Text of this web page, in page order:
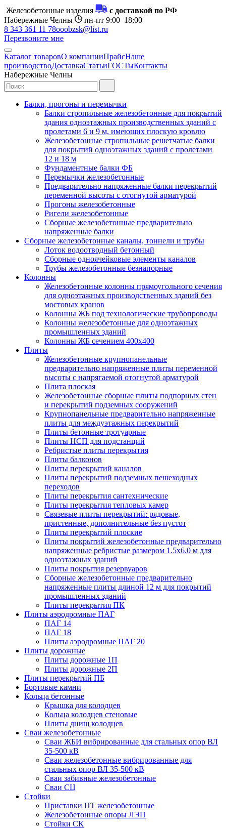
Железобетонные изделия
с доставкой по РФ
Набережные Челны
пн-пт 9:00–18:00
8 343 361 11 78ooobzsk@list.ru
Перезвоните мне
Каталог товаровО компанииПрайсНаше
производствоДоставкаСтатьиГОСТыКонтакты
Набережные Челны
Балки, прогоны и перемычки
Балки стропильные железобетонные для покрытий
здания одноэтажных производственных зданий с
пролетами 6 и 9 м, имеющих плоскую кровлю
Железобетонные стропильные решетчатые балки
для покрытий одноэтажных зданий с пролетами
12 и 18 м
Фундаментные балки ФБ
Перемычки железобетонные
Предварительно напряженные балки перекрытий
переменной высоты с отогнутой арматурой
Прогоны железобетонные
Ригели железобетонные
Сборные железобетонные предварительно
напряженные балки
Сборные железобетонные каналы, тоннели и трубы
Лоток водоотводный бетонный
Сборные одноячейковые элементы каналов
Трубы железобетонные безнапорные
Колонны
Железобетонные колонны прямоугольного сечения
для одноэтажных производственных зданий без
мостовых кранов
Колонны ЖБ под технологические трубопроводы
Колонны железобетонные для одноэтажных
промышленных зданий
Колонны ЖБ сечением 400х400
Плиты
Железобетонные крупнопанельные
предварительно напряженные плиты переменной
высоты с напрягаемой отогнутой арматурой
Плита плоская
Железобетонные сборные плиты подпорных стен
и перекрытий подземных сооружений
Крупнопанельные предварительно напряженные
плиты для междуэтажных перекрытий
Плиты бетонные тротуарные
Плиты НСП для подстанций
Ребристые плиты перекрытия
Плиты балконов
Плиты перекрытий каналов
Плиты перекрытий подземных пешеходных
переходов
Плиты перекрытия сантехнические
Плиты перекрытия тепловых камер
Связевые плиты перекрытий: рядовые,
пристенные, дополнительные без пустот
Плиты перекрытий плоские
Плиты покрытий железобетонные предварительно
напряженные ребристые размером 1.5х6.0 м для
одноэтажных зданий
Плиты покрытия резервуаров
Сборные железобетонные предварительно
напряженные плиты длиной 12 м для покрытий
промышленных зданий
Плиты перекрытия ПК
Плиты аэродромные ПАГ
ПАГ 14
ПАГ 18
Плиты аэродромные ПАГ 20
Плиты дорожные
Плиты дорожные 1П
Плиты дорожные 2П
Плиты перекрытий ПБ
Бортовые камни
Кольца бетонные
Крышка для колодцев
Кольца колодцев стеновые
Плиты днищ колодцев
Сваи железобетонные
Сваи ЖБИ вибрированные для стальных опор ВЛ
35-500 кВ
Сваи железобетонные вибрированные для
стальных опор ВЛ 35-500 кВ
Сваи забивные железобетонные
Сваи СЦ
Стойки
Приставки ПТ железобетонные
Железобетонные опоры ЛЭП
Стойки СК